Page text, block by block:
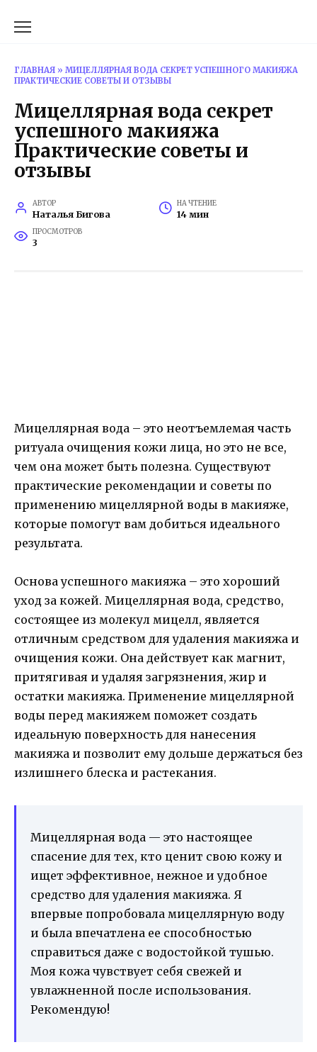
ГЛАВНАЯ » МИЦЕЛЛЯРНАЯ ВОДА СЕКРЕТ УСПЕШНОГО МАКИЯЖА
ПРАКТИЧЕСКИЕ СОВЕТЫ И ОТЗЫВЫ
Мицеллярная вода секрет
успешного макияжа
Практические советы и
отзывы
АВТОР
Наталья Бигова
НА ЧТЕНИЕ
14 мин
ПРОСМОТРОВ
3
Мицеллярная вода – это неотъемлемая часть
ритуала очищения кожи лица, но это не все,
чем она может быть полезна. Существуют
практические рекомендации и советы по
применению мицеллярной воды в макияже,
которые помогут вам добиться идеального
результата.
Основа успешного макияжа – это хороший
уход за кожей. Мицеллярная вода, средство,
состоящее из молекул мицелл, является
отличным средством для удаления макияжа и
очищения кожи. Она действует как магнит,
притягивая и удаляя загрязнения, жир и
остатки макияжа. Применение мицеллярной
воды перед макияжем поможет создать
идеальную поверхность для нанесения
макияжа и позволит ему дольше держаться без
излишнего блеска и растекания.
Мицеллярная вода — это настоящее
спасение для тех, кто ценит свою кожу и
ищет эффективное, нежное и удобное
средство для удаления макияжа. Я
впервые попробовала мицеллярную воду
и была впечатлена ее способностью
справиться даже с водостойкой тушью.
Моя кожа чувствует себя свежей и
увлажненной после использования.
Рекомендую!